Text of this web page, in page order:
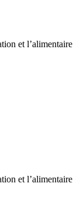
et l’alimentaire
et l’alimentaire